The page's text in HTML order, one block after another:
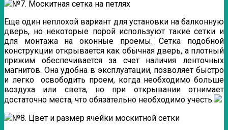
№7. Москитная сетка на петлях
Еще один неплохой вариант для установки на балконную
дверь, но некоторые порой используют такие сетки и
для монтажа на оконные проемы. Сетка подобной
конструкции открывается как обычная дверь, а плотный
прижим обеспечивается за счет наличия ленточных
магнитов. Она удобна в эксплуатации, позволяет быстро
и легко освободить проем, когда необходимо больше
воздуха или света, но при открывании отнимает
достаточно места, что обязательно необходимо учесть.
№8. Цвет и размер ячейки москитной сетки